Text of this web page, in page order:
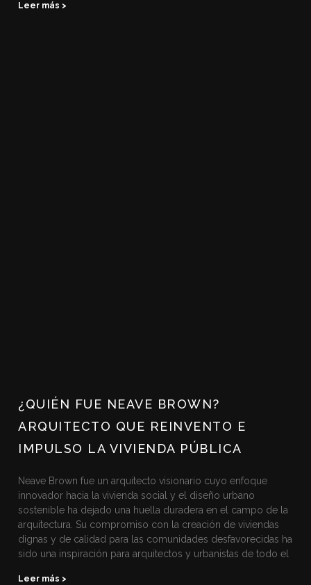
Leer más >
¿QUIÉN FUE NEAVE BROWN?
ARQUITECTO QUE REINVENTO E
IMPULSO LA VIVIENDA PÚBLICA
Neave Brown fue un arquitecto visionario cuyo enfoque
innovador hacia la vivienda social y el diseño urbano
sostenible ha dejado una huella duradera en el campo de la
arquitectura. Su compromiso con la creación de viviendas
dignas y de calidad para las comunidades desfavorecidas ha
sido una inspiración para arquitectos y urbanistas de todo el
Leer más >